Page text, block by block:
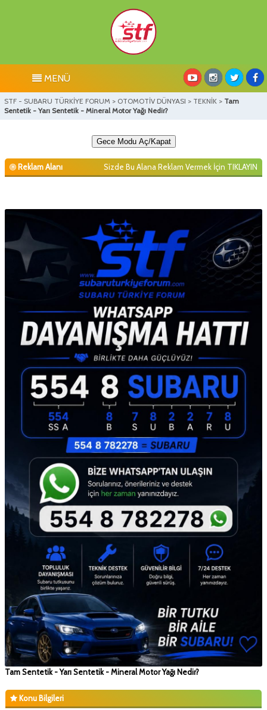
MENÜ
STF - SUBARU TÜRKİYE FORUM > OTOMOTİV DÜNYASI > TEKNİK > Tam
Sentetik - Yarı Sentetik - Mineral Motor Yağı Nedir?
Gece Modu Aç/Kapat
Reklam Alanı Sizde Bu Alana Reklam Vermek İçin TIKLAYIN
Tam Sentetik - Yarı Sentetik - Mineral Motor Yağı Nedir?
Konu Bilgileri